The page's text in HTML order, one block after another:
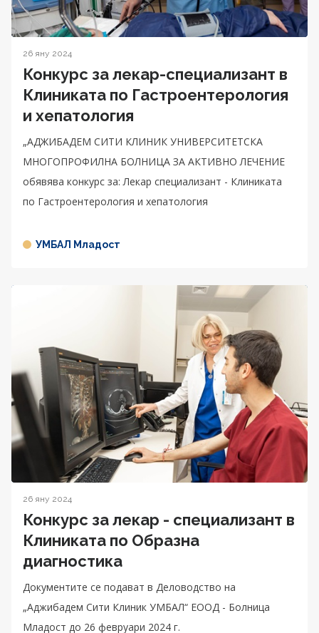
26 яну 2024
Конкурс за лекар-специализант в
Клиниката по Гастроентерология
и хепатология
„АДЖИБАДЕМ СИТИ КЛИНИК УНИВЕРСИТЕТСКА
МНОГОПРОФИЛНА БОЛНИЦА ЗА АКТИВНО ЛЕЧЕНИЕ
обявява конкурс за: Лекар специализант - Клиниката
по Гастроентерология и хепатология
УМБАЛ Младост
26 яну 2024
Конкурс за лекар - специализант в
Клиниката по Образна
диагностика
Документите се подават в Деловодство на
„Аджибадем Сити Клиник УМБАЛ“ ЕООД - Болница
Младост до 26 февруари 2024 г.